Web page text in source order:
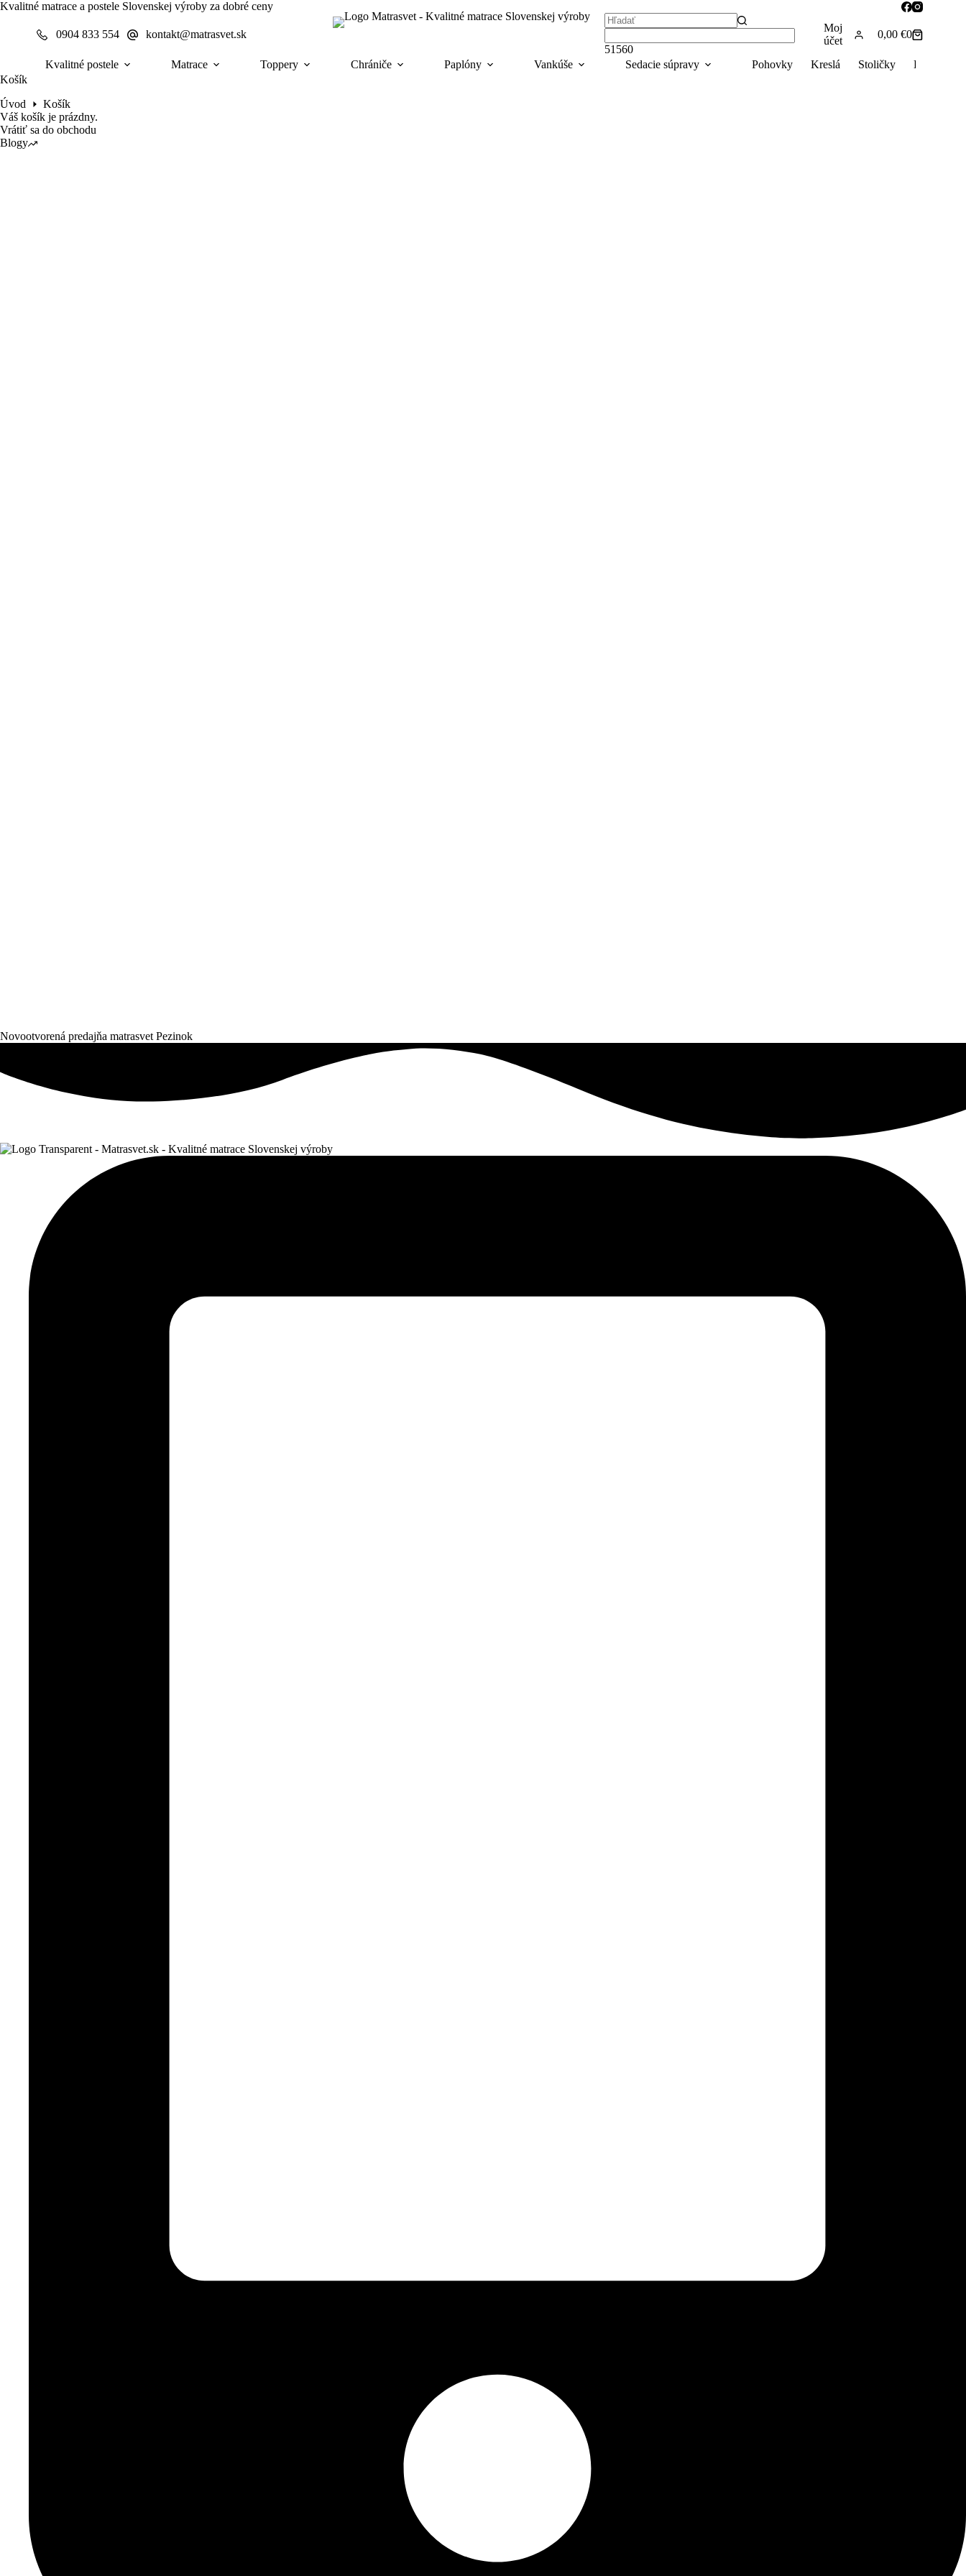
Skip
Kvalitné matrace a postele Slovenskej výroby za dobré ceny
0904 833 554 kontakt@matrasvet.sk
results
Moj
účet
Nákupný
0,00 €0
Kvalitné postele Matrace Toppery Chrániče Paplóny Vankúše Sedacie súpravy Pohovky Kreslá Stoličky
Bytový
Košík
Úvod
Košík
Váš košík je prázdny.
Vrátiť sa do obchodu
Blogy
Novootvorená predajňa matrasvet Pezinok